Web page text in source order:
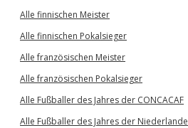
Alle finnischen Meister
Alle finnischen Pokalsieger
Alle französischen Meister
Alle französischen Pokalsieger
Alle Fußballer des Jahres der CONCACAF
Alle Fußballer des Jahres der Niederlande